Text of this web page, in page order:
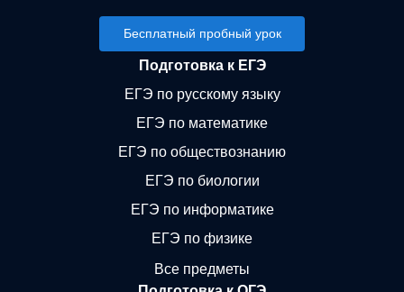
Бесплатный пробный урок
Подготовка к ЕГЭ
ЕГЭ по русскому языку
ЕГЭ по математике
ЕГЭ по обществознанию
ЕГЭ по биологии
ЕГЭ по информатике
ЕГЭ по физике
Все предметы